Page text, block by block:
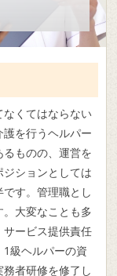
くてはならない
を行うヘルパー
ものの、運営を
ションとしては
す。管理職とし
大変なことも多
ービス提供責任
級ヘルパーの資
者研修を修了し